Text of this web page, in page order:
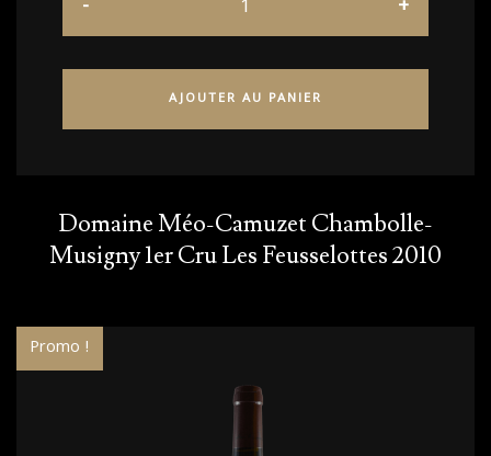
AJOUTER AU PANIER
Domaine Méo-Camuzet Chambolle-
Musigny 1er Cru Les Feusselottes 2010
Promo !